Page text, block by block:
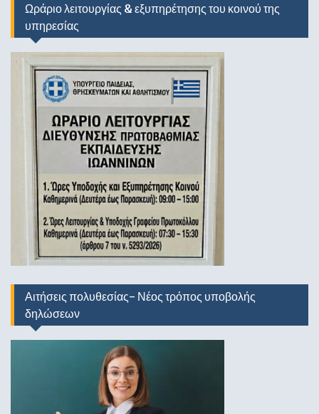
Ωράριο λειτουργίας & εξυπηρέτησης του κοινού της
υπηρεσίας
Αιτήσεις πολυθεσίας- Νέος τρόπος υποβολής
δηλώσεων